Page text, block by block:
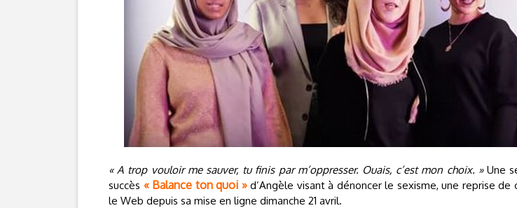
« A trop vouloir me sauver, tu finis par m’oppresser. Ouais, c’est mon choix. »Une
succès « Balance ton quoi »d’Angèle visant à dénoncer le sexisme, une reprise
le Web depuis sa mise en ligne dimanche 21 avril.